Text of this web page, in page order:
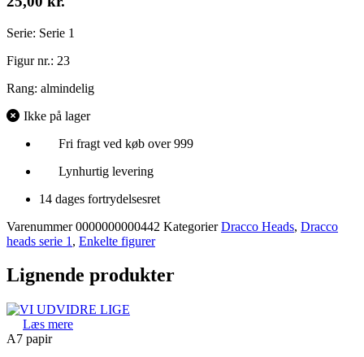
Serie: Serie 1
Figur nr.: 23
Rang: almindelig
Ikke på lager
Fri fragt ved køb over 999
Lynhurtig levering
14 dages fortrydelsesret
Varenummer0000000000442 Kategorier Dracco Heads, Dracco
heads serie 1 , Enkelte figurer
Lignende produkter
Læs mere
A7 papir